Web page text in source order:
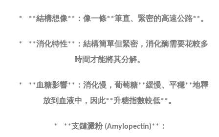
* **結構想像** ：像一條**筆直、緊密的高速公路**。
* **消化特性** ：結構簡單但緊密，消化酶需要花較多
時間才能將其分解。
* **血糖影響** ：消化慢，葡萄糖**緩慢、平穩**地釋
放到血液中，因此**升糖指數較低**。
* **支鏈澱粉 (Amylopectin)** ：